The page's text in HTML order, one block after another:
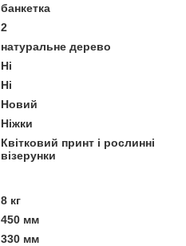
банкетка
2
натуральне дерево
Ні
Ні
Новий
Ніжки
Квітковий принт і рослинні
візерунки
8 кг
450 мм
330 мм